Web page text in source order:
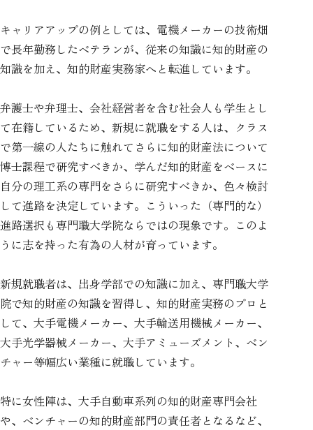
キャリアアップの例としては、電機メーカーの技術畑
で長年勤務したベテランが、従来の知識に知的財産の
知識を加え、知的財産実務家へと転進しています。
弁護士や弁理士、会社経営者を含む社会人も学生とし
て在籍しているため、新規に就職をする人は、クラス
で第一線の人たちに触れてさらに知的財産法について
博士課程で研究すべきか、学んだ知的財産をベースに
自分の理工系の専門をさらに研究すべきか、色々検討
して進路を決定しています。こういった（専門的な）
進路選択も専門職大学院ならではの現象です。このよ
うに志を持った有為の人材が育っています。
新規就職者は、出身学部での知識に加え、専門職大学
院で知的財産の知識を習得し、知的財産実務のプロと
して、大手電機メーカー、大手輸送用機械メーカー、
大手光学器械メーカー、大手アミューズメント、ベン
チャー等幅広い業種に就職しています。
特に女性陣は、大手自動車系列の知的財産専門会社
や、ベンチャーの知的財産部門の責任者となるなど、